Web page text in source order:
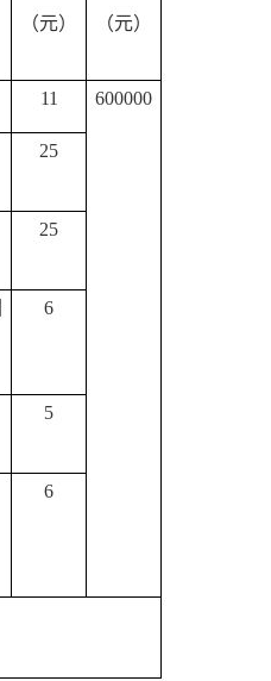
（元）
（元）
11 600000
25
25
6
5
6